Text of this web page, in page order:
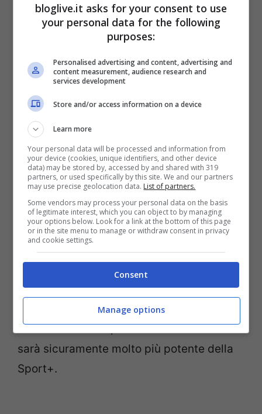
Da cosa si distinguerà la Fiesta Sport+
dalle foto,la vettura rispetto alle versioni
semplici, sarà dotata di un kit estetico che
comprende bandelle sottoporta, spoiler sul
lunotto, finto estrattore dell’aria integrato
nel paraurti posteriore e strisce in
contrasto sulla carrozzeria. Inoltre i cerchi
in lega saranno da 17 pollici e anche gli
interni saranno facilmente riconoscibili
rispetto alale altre versioni. Ma se 134 CV
vi sembrano ancora pochi, allora dovete
aspettare che arrivi la Ford Fiesta ST.
Niente di ufficiale, ma se dovesse arrivare
sarà sicuramente molto più potente della
Sport+.
bloglive.it asks for your consent to use
your personal data for the following
purposes:
Personalised advertising and content, advertising and
content measurement, audience research and
services development
Store and/or access information on a device
Learn more
Your personal data will be processed and information from
your device (cookies, unique identifiers, and other device
data) may be stored by, accessed by and shared with 319
partners, or used specifically by this site. We and our partners
may use precise geolocation data. List of partners.
Some vendors may process your personal data on the basis
of legitimate interest, which you can object to by managing
your options below. Look for a link at the bottom of this page
or in the site menu to manage or withdraw consent in privacy
and cookie settings.
Consent
Manage options